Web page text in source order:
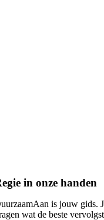
in onze handen
is jouw gids.
wat de beste